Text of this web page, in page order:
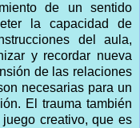
de un sentido
la capacidad de
del aula,
y recordar nueva
de las relaciones
necesarias para un
El trauma también
creativo, que es